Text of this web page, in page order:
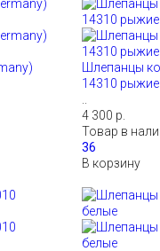
Шлепанцы
14310 рыжие
..
4 300 р.
Товар в
В корзину